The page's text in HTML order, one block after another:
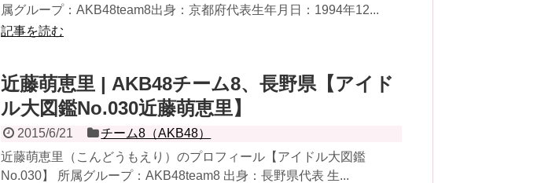
属グループ：AKB48team8出身：京都府代表生年月日：1994年12...
記事を読む
近藤萌恵里 | AKB48チーム8、長野県【アイド
ル大図鑑No.030近藤萌恵里】
2015/6/21
チーム8（AKB48）
近藤萌恵里（こんどうもえり）のプロフィール【アイドル大図鑑
No.030】 所属グループ：AKB48team8 出身：長野県代表 生...